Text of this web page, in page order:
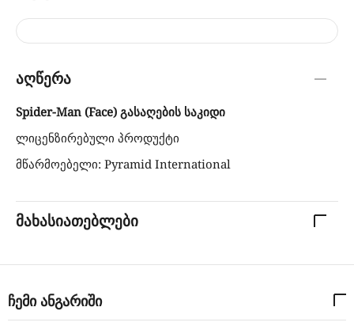
აღწერა
Spider-Man (Face) გასაღების საკიდი
ლიცენზირებული პროდუქტი
მწარმოებელი: Pyramid International
მახასიათებლები
ჩემი ანგარიში